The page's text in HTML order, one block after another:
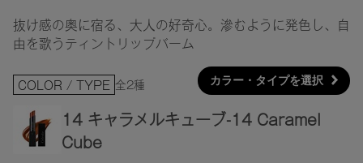
抜け感の奥に宿る、大人の好奇心。滲むように発色し、自
由を歌うティントリップバーム
COLOR / TYPE 全2種 カラー・タイプを選択
14 キャラメルキューブ-14 Caramel
Cube